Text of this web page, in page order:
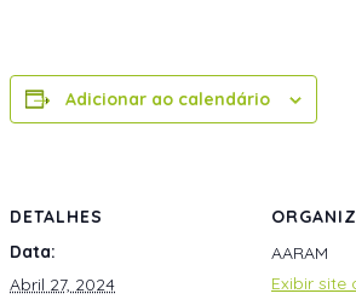
Adicionar ao calendário
DETALHES
Data:
Abril 27, 2024
AARAM
Exibir